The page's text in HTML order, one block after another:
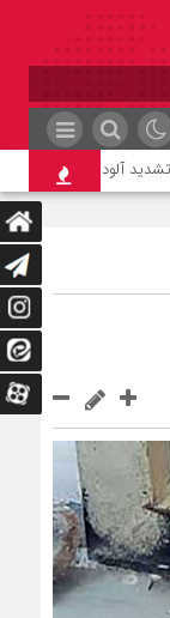
آلودگی هوا تا روز